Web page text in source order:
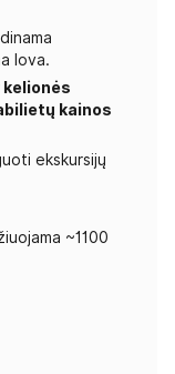
lova.
kelionės
kainos
ekskursijų
~1100